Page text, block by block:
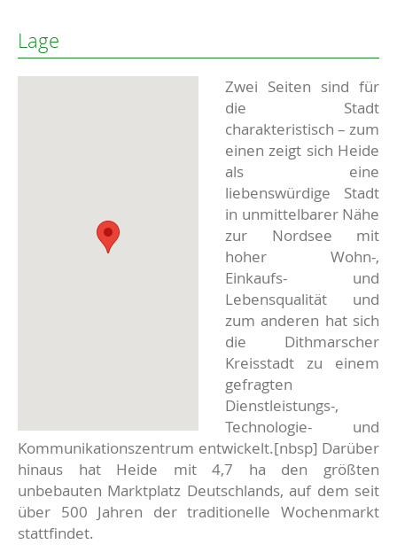
Lage
Zwei Seiten sind für
die Stadt
charakteristisch – zum
einen zeigt sich Heide
als eine
liebenswürdige Stadt
in unmittelbarer Nähe
zur Nordsee mit
hoher Wohn-,
Einkaufs- und
Lebensqualität und
zum anderen hat sich
die Dithmarscher
Kreisstadt zu einem
gefragten
Dienstleistungs-,
Technologie- und
Kommunikationszentrum entwickelt.[nbsp] Darüber
hinaus hat Heide mit 4,7 ha den größten
unbebauten Marktplatz Deutschlands, auf dem seit
über 500 Jahren der traditionelle Wochenmarkt
stattfindet.